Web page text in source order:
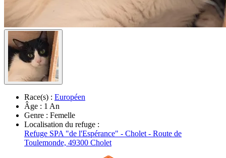
Race(s) : Européen
Âge : 1 An
Genre : Femelle
Localisation du refuge :
Refuge SPA "de l'Espérance" - Cholet - Route de
Toulemonde, 49300 Cholet